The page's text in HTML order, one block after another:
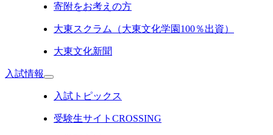
寄附をお考えの方
大東スクラム（大東文化学園100％出資）
大東文化新聞
入試情報
入試トピックス
受験生サイトCROSSING